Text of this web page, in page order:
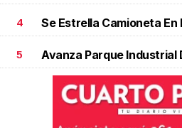
4 Se Estrella Camioneta
5 Avanza Parque Industrial